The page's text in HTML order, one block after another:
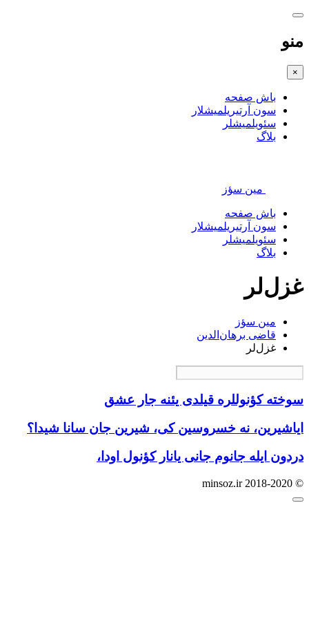
منو
×
باش صفحه
سون آرتیریلمیشلار
سئویلمیشلر
بلاگ
مین سؤز
باش صفحه
سون آرتیریلمیشلار
سئویلمیشلر
بلاگ
غزل‌لر
مین سؤز
قاضی برهان‌الدین
غزل‌لر
‫سوخته کؤنوللره قیلدی یئنه جار عشق‬
ایاشیرین، نه خسروسین کی، شیرین جان سانا شیدا؟
دردون ایله جانوم جانی یانار کؤنول اودا،
© minsoz.ir 2018-2020